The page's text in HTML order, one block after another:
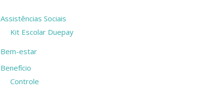
Assistências Sociais
Kit Escolar Duepay
Bem-estar
Benefício
Controle